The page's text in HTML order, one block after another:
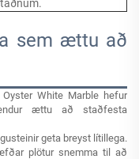
sem ættu að
Oyster White Marble hefur
ættu að staðfesta
geta breyst lítillega.
plötur snemma til að